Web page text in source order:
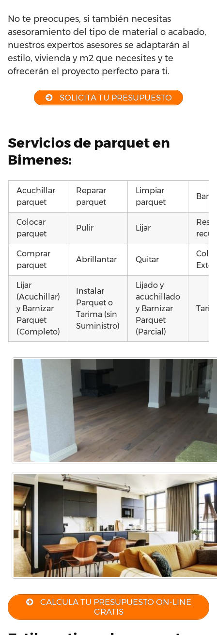
No te preocupes, si también necesitas
asesoramiento del tipo de material o acabado,
nuestros expertos asesores se adaptarán al
estilo, vivienda y m2 que necesites y te
ofrecerán el proyecto perfecto para ti.
SOLICITA TU PRESUPUESTO
Servicios de parquet en
Bimenes:
Acuchillar
parquet
Reparar
parquet
Limpiar
parquet
Colocar
parquet
Pulir Lijar
Comprar
parquet
Abrillantar Quitar
Lijar
(Acuchillar)
y Barnizar
Parquet
(Completo)
Instalar
Parquet o
Tarima (sin
Suministro)
Lijado y
acuchillado
y Barnizar
Parquet
(Parcial)
Poner
parquet o
Tarima
Local
Comercial
Colocar
parquet o
Vivienda
(Completa)
Montar
Tarima
Vivienda
(Parcial)
etc…
CALCULA TU PRESUPUESTO ON-LINE
GRATIS